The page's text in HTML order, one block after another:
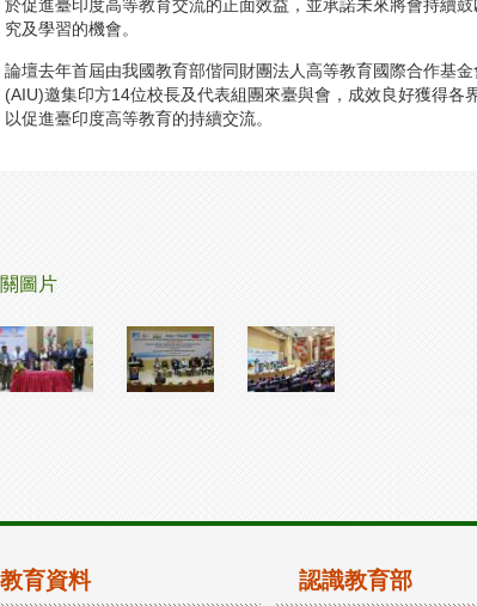
於促進臺印度高等教育交流的正面效益，並承諾未來將會持續
究及學習的機會。
論壇去年首屆由我國教育部偕同財團法人高等教育國際合作基
(AIU)邀集印方14位校長及代表組團來臺與會，成效良好獲得各
以促進臺印度高等教育的持續交流。
圖片
教育資料 認識教育部